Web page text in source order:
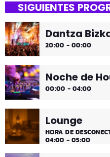
¡Toda la música!
¡Toda la música!
SIGUIENTES
Dantza
20:00 - 00:00
Noche de
00:00 - 04:00
Lounge
HORA DE
04:00 - 05:00